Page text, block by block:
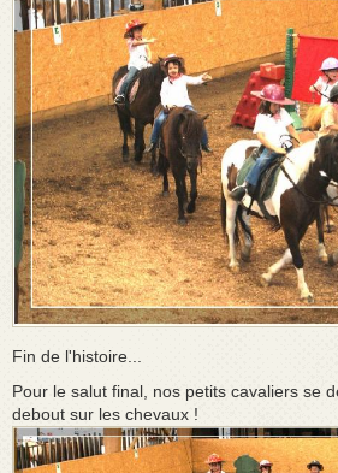
Fin de l'histoire...
Pour le salut final, nos petits cavaliers se
debout sur les chevaux !